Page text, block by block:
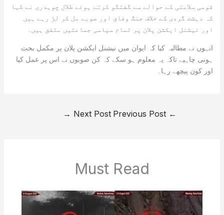
قومی سلامتی کے حوالے سے گفتگو کرتے ہوئے طلال چوہدری نے کہا
کہ دہشت گردی کے خلاف جنگ وفاق اور صوبے مل کر لڑ رہے ہیں
اور نیشنل ایکشن پلان پر تمام سیاسی جماعتیں متفق ہیں۔
انہوں نے مطالبہ کیا کہ ایوان میں نیشنل ایکشن پلان پر مکمل بحث
ہونی چاہیے تاکہ یہ معلوم ہو سکے کہ کن صوبوں نے اس پر عمل کیا
اور کون پیچھے رہا۔
←
Next Post
→
Must Read